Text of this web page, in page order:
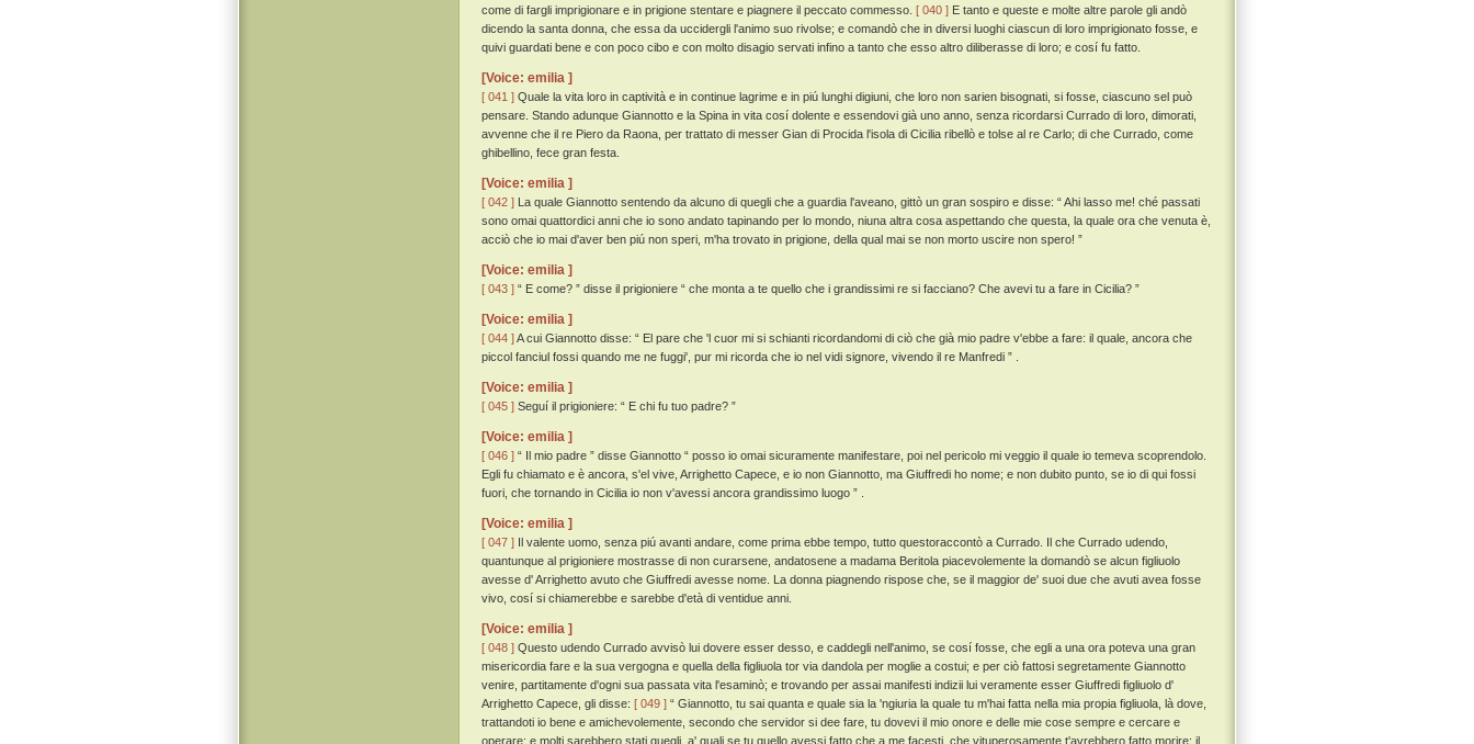
come di fargli imprigionare e in prigione stentare e piagnere il peccato commesso. [ 040 ] E tanto e queste e molte altre parole gli andò
dicendo la santa donna, che essa da uccidergli l'animo suo rivolse; e comandò che in diversi luoghi ciascun di loro imprigionato fosse, e
quivi guardati bene e con poco cibo e con molto disagio servati infino a tanto che esso altro diliberasse di loro; e cosí fu fatto.
[Voice: emilia ]
[ 041 ] Quale la vita loro in captività e in continue lagrime e in piú lunghi digiuni, che loro non sarien bisognati, si fosse, ciascuno sel può
pensare. Stando adunque Giannotto e la Spina in vita cosí dolente e essendovi già uno anno, senza ricordarsi Currado di loro, dimorati,
avvenne che il re Piero da Raona, per trattato di messer Gian di Procida l'isola di Cicilia ribellò e tolse al re Carlo; di che Currado, come
ghibellino, fece gran festa.
[Voice: emilia ]
[ 042 ] La quale Giannotto sentendo da alcuno di quegli che a guardia l'aveano, gittò un gran sospiro e disse: “ Ahi lasso me! ché passati
sono omai quattordici anni che io sono andato tapinando per lo mondo, niuna altra cosa aspettando che questa, la quale ora che venuta è,
acciò che io mai d'aver ben piú non speri, m'ha trovato in prigione, della qual mai se non morto uscire non spero! ”
[Voice: emilia ]
[ 043 ] “ E come? ” disse il prigioniere “ che monta a te quello che i grandissimi re si facciano? Che avevi tu a fare in Cicilia? ”
[Voice: emilia ]
[ 044 ]A cui Giannotto disse: “ El pare che 'l cuor mi si schianti ricordandomi di ciò che già mio padre v'ebbe a fare: il quale, ancora che
piccol fanciul fossi quando me ne fuggi', pur mi ricorda che io nel vidi signore, vivendo il re Manfredi ” .
[Voice: emilia ]
[ 045 ] Seguí il prigioniere: “ E chi fu tuo padre? ”
[Voice: emilia ]
[ 046 ] “ Il mio padre ” disse Giannotto “ posso io omai sicuramente manifestare, poi nel pericolo mi veggio il quale io temeva scoprendolo.
Egli fu chiamato e è ancora, s'el vive, Arrighetto Capece, e io non Giannotto, ma Giuffredi ho nome; e non dubito punto, se io di qui fossi
fuori, che tornando in Cicilia io non v'avessi ancora grandissimo luogo ” .
[Voice: emilia ]
[ 047 ] Il valente uomo, senza piú avanti andare, come prima ebbe tempo, tutto questoraccontò a Currado. Il che Currado udendo,
quantunque al prigioniere mostrasse di non curarsene, andatosene a madama Beritola piacevolemente la domandò se alcun figliuolo
avesse d' Arrighetto avuto che Giuffredi avesse nome. La donna piagnendo rispose che, se il maggior de' suoi due che avuti avea fosse
vivo, cosí si chiamerebbe e sarebbe d'età di ventidue anni.
[Voice: emilia ]
[ 048 ] Questo udendo Currado avvisò lui dovere esser desso, e caddegli nell'animo, se cosí fosse, che egli a una ora poteva una gran
misericordia fare e la sua vergogna e quella della figliuola tor via dandola per moglie a costui; e per ciò fattosi segretamente Giannotto
venire, partitamente d'ogni sua passata vita l'esaminò; e trovando per assai manifesti indizii lui veramente esser Giuffredi figliuolo d'
Arrighetto Capece, gli disse: [ 049 ] “ Giannotto, tu sai quanta e quale sia la 'ngiuria la quale tu m'hai fatta nella mia propia figliuola, là dove,
trattandoti io bene e amichevolemente, secondo che servidor si dee fare, tu dovevi il mio onore e delle mie cose sempre e cercare e
operare; e molti sarebbero stati quegli, a' quali se tu quello avessi fatto che a me facesti, che vituperosamente t'avrebbero fatto morire: il